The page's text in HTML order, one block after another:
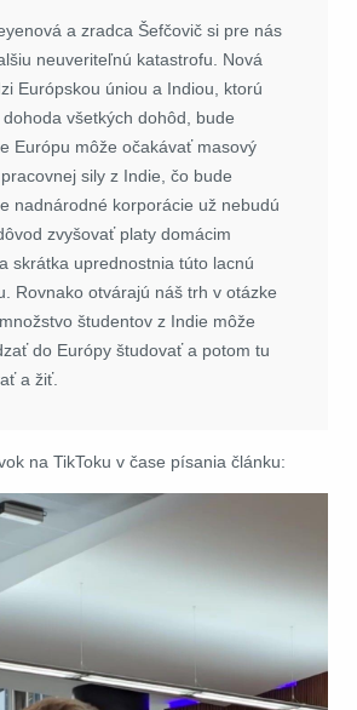
a zradca Šefčovič si pre nás
neuveriteľnú katastrofu. Nová
Európskou úniou a Indiou, ktorú
všetkých dohôd, bude
Európu môže očakávať masový
sily z Indie, čo bude
nadnárodné korporácie už nebudú
zvyšovať platy domácim
skrátka uprednostnia túto lacnú
Rovnako otvárajú náš trh v otázke
študentov z Indie môže
do Európy študovať a potom tu
a žiť.
na TikToku v čase písania článku: